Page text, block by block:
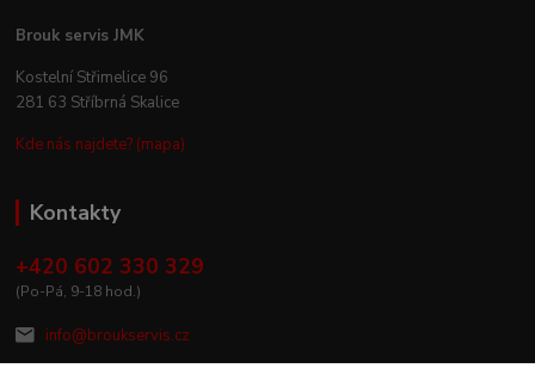
Brouk servis JMK
Kostelní Střimelice 96
281 63 Stříbrná Skalice
Kde nás najdete? (mapa)
Kontakty
+420 602 330 329
(Po-Pá, 9-18 hod.)
info@broukservis.cz